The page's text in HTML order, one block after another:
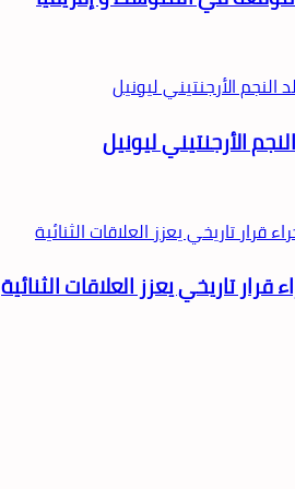
الأرجنتيني ليونيل
تاريخي يعزز العلاقات الثنائية